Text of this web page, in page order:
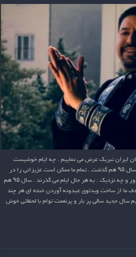
ایران تبریک عرض می نماییم . چه ایام خوشیست
مصادف شدن روز مادر و عید نوروز سال ۹۵ هم گذشت . تمام ما ممکن است عزیزانی را در
این سال از دست داده باشیم . چه دور و چه نزدیک . به هر حال ایام می گذرند . سال ۹۵ هم
ما از ساخت ویدئوی عیدونه آوردن خنده ای هر چند
سال جدید سالی پر بار و پرنعمت توام با لحظاتی خوش